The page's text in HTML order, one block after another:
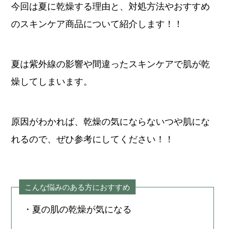
今回は夏に乾燥する理由と、対処方法やおすすめ
のスキンケア商品について紹介します！！
夏は紫外線の影響や間違ったスキンケアで肌が乾
燥してしまいます。
原因がわかれば、乾燥の気にならないつや肌にな
れるので、ぜひ参考にしてください！！
こんな悩みのある方におすすめ
・夏の肌の乾燥が気になる